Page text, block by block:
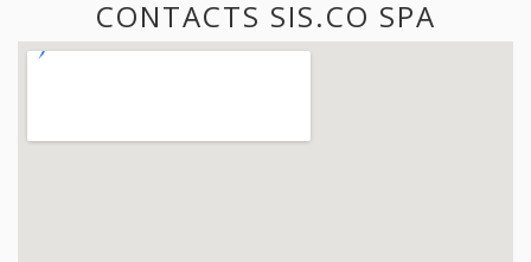
CONTACTS SIS.CO SPA